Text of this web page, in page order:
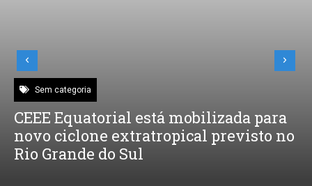
Sem categoria
CEEE Equatorial está mobilizada para
novo ciclone extratropical previsto no
Rio Grande do Sul